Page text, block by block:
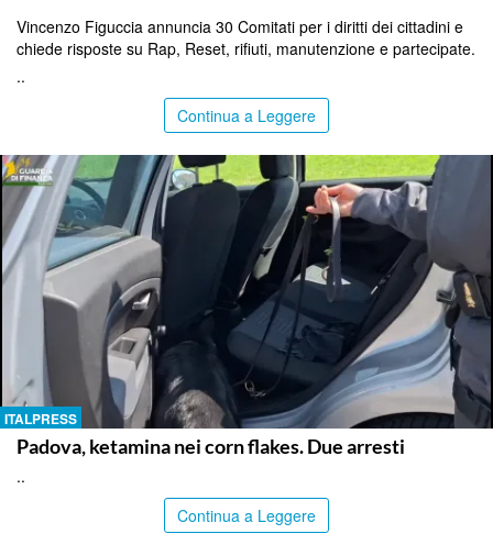
Vincenzo Figuccia annuncia 30 Comitati per i diritti dei cittadini e
chiede risposte su Rap, Reset, rifiuti, manutenzione e partecipate.
..
Continua a Leggere
ITALPRESS
Padova, ketamina nei corn flakes. Due arresti
..
Continua a Leggere